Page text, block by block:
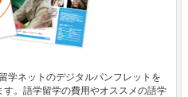
学ネットのデジタルパンフレットを
。語学留学の費用やオススメの語学